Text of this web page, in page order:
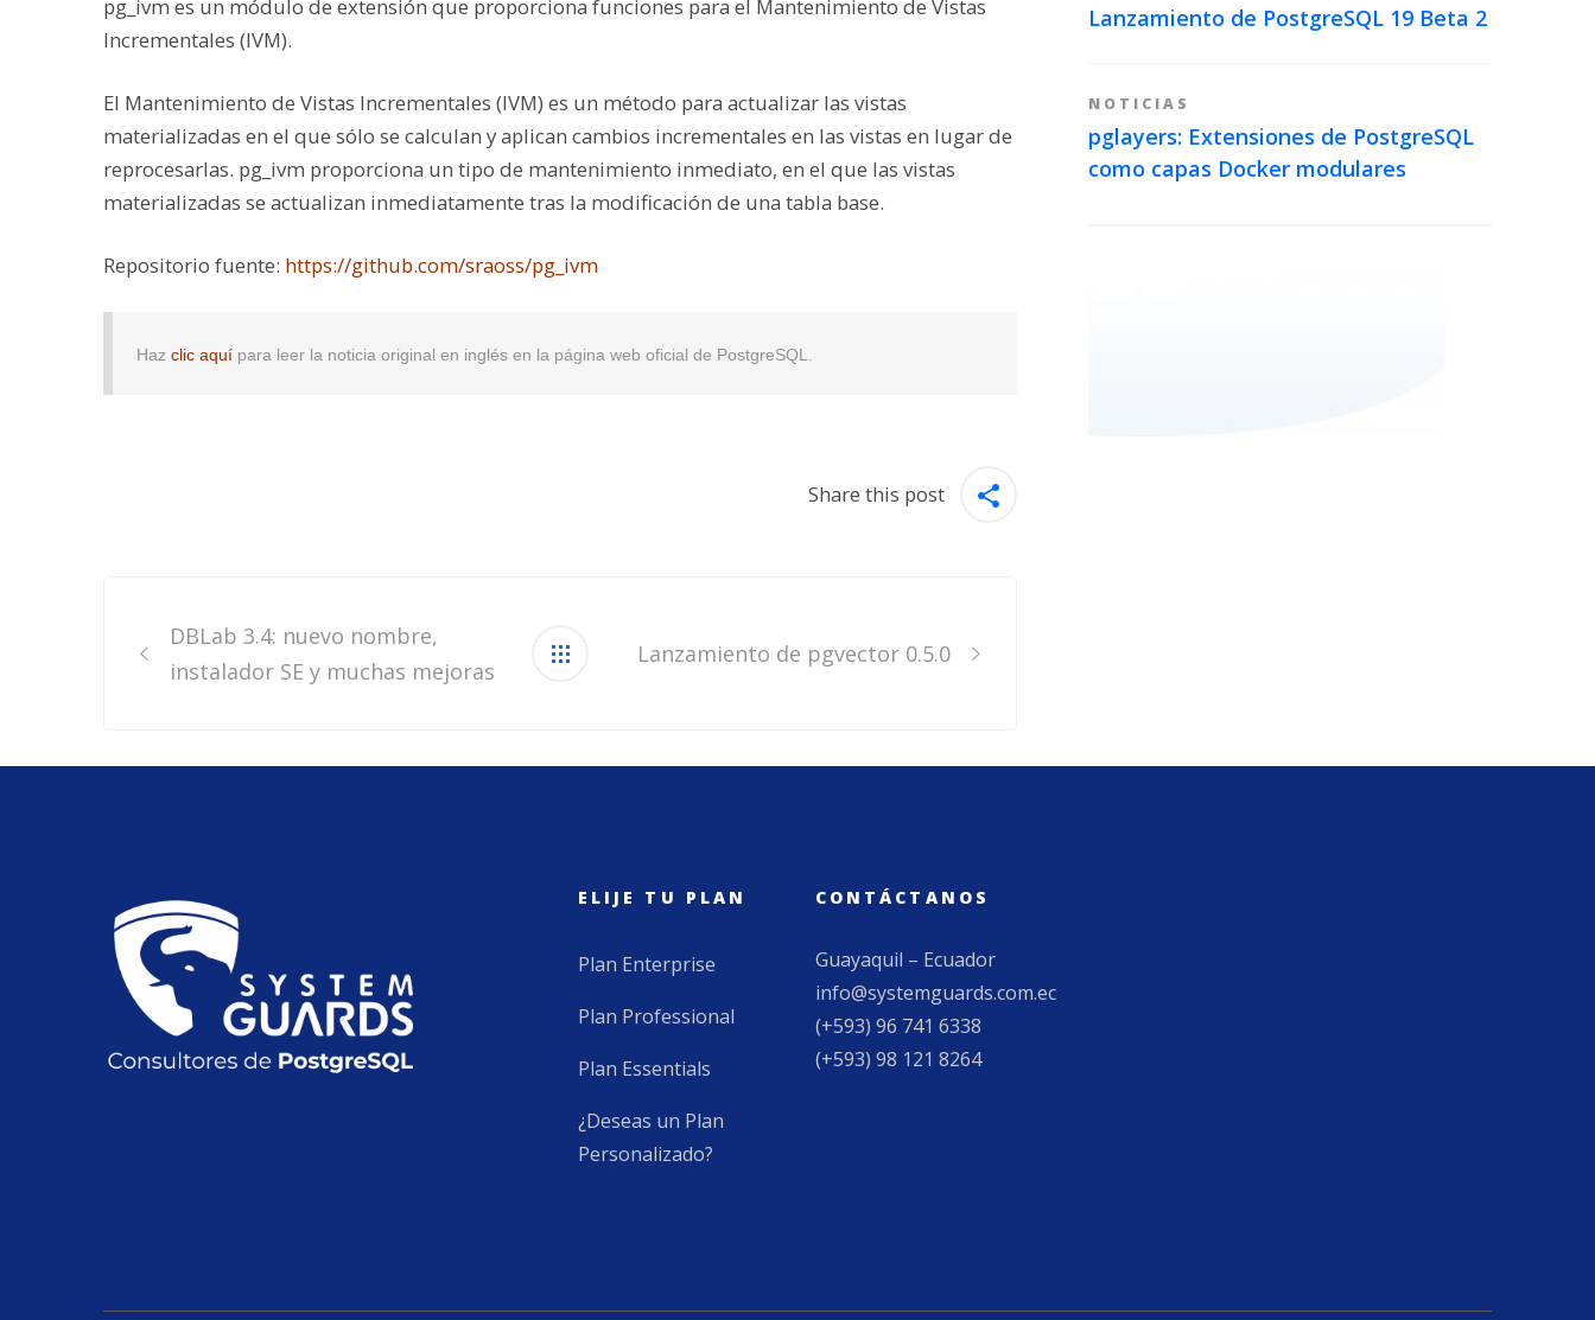
pg_ivm es un módulo de extensión que proporciona funciones para el Mantenimiento de Vistas
Incrementales (IVM).
El Mantenimiento de Vistas Incrementales (IVM) es un método para actualizar las vistas
materializadas en el que sólo se calculan y aplican cambios incrementales en las vistas en lugar de
reprocesarlas. pg_ivm proporciona un tipo de mantenimiento inmediato, en el que las vistas
materializadas se actualizan inmediatamente tras la modificación de una tabla base.
Repositorio fuente: https://github.com/sraoss/pg_ivm
Haz clic aquí para leer la noticia original en inglés en la página web oficial de PostgreSQL.
Share this post
navigation
DBLab 3.4: nuevo nombre,
instalador SE y muchas mejoras
Lanzamiento de pgvector 0.5.0
Lanzamiento de PostgreSQL 19 Beta 2
NOTICIAS
pglayers: Extensiones de PostgreSQL
como capas Docker modulares
ELIJE TU PLAN
Plan Enterprise
Plan Professional
Plan Essentials
¿Deseas un Plan
Personalizado?
CONTÁCTANOS
Guayaquil – Ecuador
info@systemguards.com.ec
(+593) 96 741 6338
(+593) 98 121 8264